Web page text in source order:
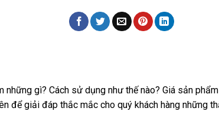
những gì? Cách sử dụng như thế nào? Giá sản
để giải đáp thắc mắc cho quý khách hàng những